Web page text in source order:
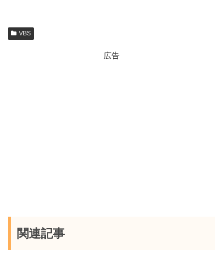
VBS
広告
関連記事